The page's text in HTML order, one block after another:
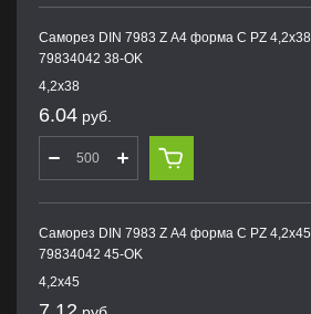
Саморез DIN 7983 Z А4 форма С PZ 4,2х38
79834042 38-OK
4,2х38
6.04 руб.
Саморез DIN 7983 Z А4 форма С PZ 4,2х45
79834042 45-OK
4,2х45